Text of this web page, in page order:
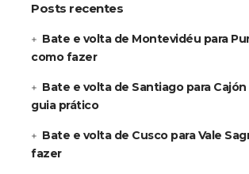
Posts recentes
Bate e volta de Montevidéu para
como fazer
Bate e volta de Santiago para Cajón
guia prático
Bate e volta de Cusco para Vale
fazer